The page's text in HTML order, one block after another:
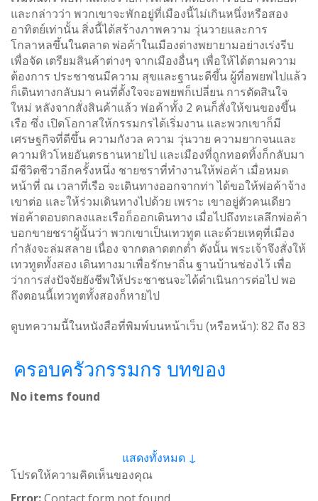
และกล่าวว่า พวกเขาจะพักอยู่ที่เมืองนี้ไม่เกินหนึ่งหรือสอง
อาทิตย์เท่านั้น สิ่งนี้ได้สร้างภาพความ วุ่นวายและการ
โกลาหลขึ้นในตลาด พ่อค้าในเมืองต่างพยายามอย่างเร่งรีบ
เพื่อจัด เตรียมสินค้าต่างๆ จากเมืองอื่นๆ เพื่อให้ได้ตามความ
ต้องการ ประชาชนมีความ สุขและฐานะดีขึ้น ผู้ที่อพยพไปแล้ว
ก็เดินทางกลับมา คนที่ตั้งใจจะอพยพก็เปลี่ยน การตัดสินใจ
ใหม่ หลังจากสั่งสินค้าแล้ว พ่อค้าทั้ง 2 คนก็สั่งให้ขนของขึ้น
เรือ ซึ่ง เปิดโอกาสให้กรรมกรได้เริ่มงาน และพวกเขาก็มี
เศรษฐกิจที่ดีขึ้น ความกังวล ความ วุ่นวาย ความยากจนและ
ความหิวโหยอันตรธานหายไป และเมืองที่ถูกทอดทิ้งก็กลับมา
มีชีวิตชีวาอีกครั้งหนึ่ง ชายชราที่ทำงานให้พ่อค้า เมื่อหมด
หน้าที่ ณ เวลาที่เรือ จะเดินทางออกจากท่า ได้ขอให้พ่อค้าจ้าง
เขาต่อ และให้ร่วมเดินทางไปด้วย เพราะ เขาอยู่ตัวคนเดียว
พ่อค้าตอบตกลงและเรือก็ออกเดินทาง เมื่อไปถึงทะเลลึกพ่อค้า
บอกขายชราผู้นั้นว่า พวกเขาเป็นเทวทูต และด้วยเหตุที่เมือง
กำลังจะล่มสลาย เนื่อง จากตลาดตกต่ำ ดังนั้น พระเจ้าจึงสั่งให้
เทวทูตทั้งสอง เดินทางมาเพื่อรักษาถิ่น ฐานบ้านช่องไว้ เพื่อ
ว่าการส่งปัจจัยยังชีพให้ประชาชนจะได้ดำเนินการต่อไป พอ
ถึงตอนนี้เทวทูตทั้งสองก็หายไป
ดูบทความนี้ในหนังสือที่พิมพ์บนหน้าเว็บ (หรือหน้า): 82 ถึง 83
ครอบครัวกรรมกร บทของ
No items found
แสดงทั้งหมด ↓
โปรดให้ความคิดเห็นของคุณ
Error:Contact form not found.